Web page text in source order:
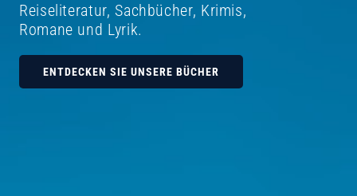
Reiseliteratur, Sachbücher, Krimis,
Romane und Lyrik.
ENTDECKEN SIE UNSERE BÜCHER